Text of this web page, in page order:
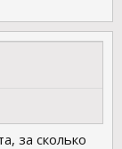
за сколько